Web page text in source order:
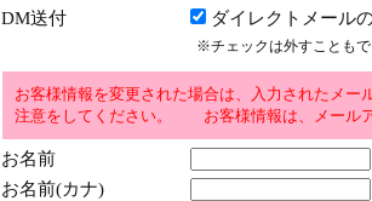
DM送付 ダイレクトメール
※チェックは外すことも
お客様情報を変更された場合は、入力されたメ
注意をしてください。 お客様情報は、メール
お名前
お名前(カナ)